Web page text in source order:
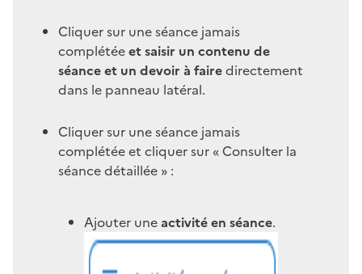
Cliquer sur une séance jamais
complétéeet saisir un contenu de
séance et un devoir à fairedirectement
dans le panneau latéral.
Cliquer sur une séance jamais
complétée et cliquer sur « Consulter la
séance détaillée » :
Ajouter uneactivité en séance.